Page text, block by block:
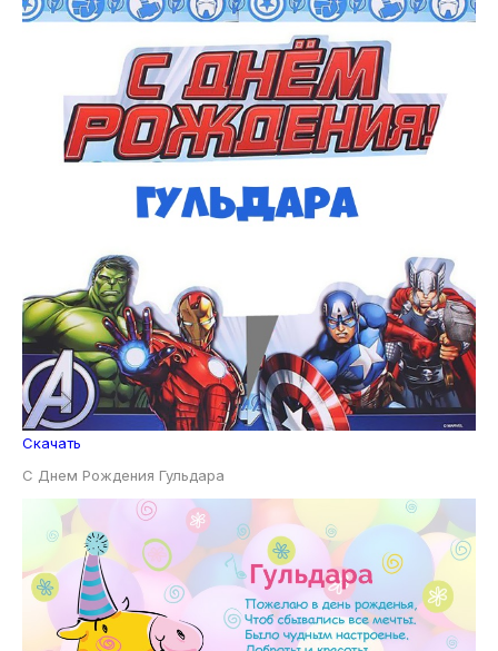
Скачать
С Днем Рождения Гульдара